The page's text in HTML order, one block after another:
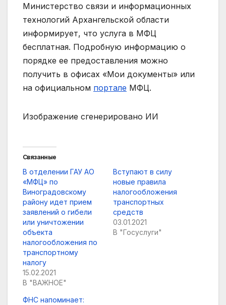
Министерство связи и информационных
технологий Архангельской области
информирует, что услуга в МФЦ
бесплатная. Подробную информацию о
порядке ее предоставления можно
получить в офисах «Мои документы» или
на официальном портале МФЦ.
Изображение сгенерировано ИИ
Связанные
В отделении ГАУ АО
«МФЦ» по
Виноградовскому
району идет прием
заявлений о гибели
или уничтожении
объекта
налогообложения по
транспортному
налогу
15.02.2021
В "ВАЖНОЕ"
Вступают в силу
новые правила
налогообложения
транспортных
средств
03.01.2021
В "Госуслуги"
ФНС напоминает: